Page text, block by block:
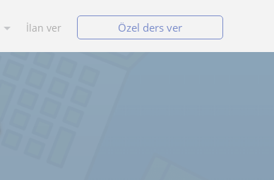
İlan ver Özel ders ver